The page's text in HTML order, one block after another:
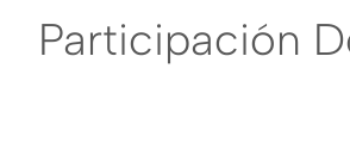
Participación